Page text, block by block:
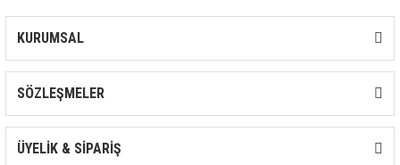
KURUMSAL
SÖZLEŞMELER
ÜYELİK & SİPARİŞ